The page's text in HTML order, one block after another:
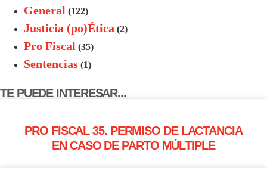
General (122)
Justicia (po)Ética (2)
Pro Fiscal (35)
Sentencias (1)
TE PUEDE INTERESAR...
PRO FISCAL 35. PERMISO DE LACTANCIA
EN CASO DE PARTO MÚLTIPLE